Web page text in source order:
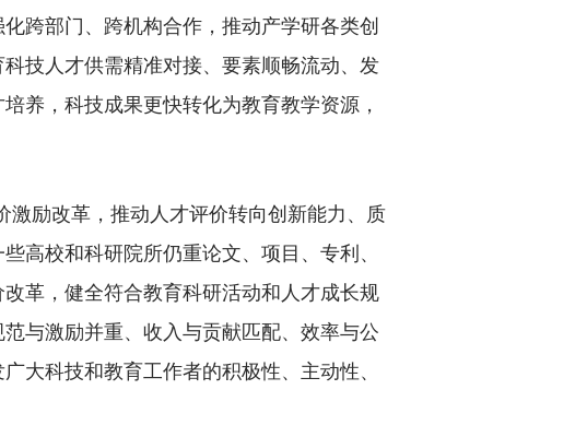
跨部门、跨机构合作，推动产学研各类创
技人才供需精准对接、要素顺畅流动、发
养，科技成果更快转化为教育教学资源，
励改革，推动人才评价转向创新能力、质
高校和科研院所仍重论文、项目、专利、
革，健全符合教育科研活动和人才成长规
与激励并重、收入与贡献匹配、效率与公
大科技和教育工作者的积极性、主动性、